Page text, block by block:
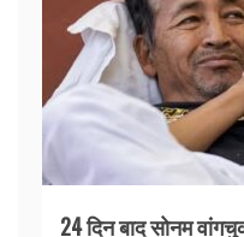
24 दिन बाद सोनम